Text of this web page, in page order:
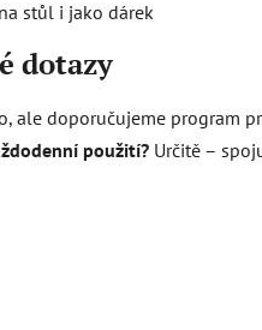
stůl i jako dárek
dotazy
ale doporučujeme program
použití? Určitě –